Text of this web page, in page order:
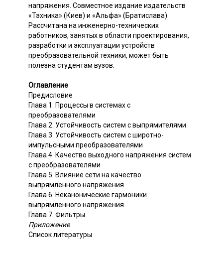
напряжения. Совместное издание издательств
«Тэхника» (Киев) и «Альфа» (Братислава).
Рассчитана на инженерно-технических
работников, занятых в области проектирования,
разработки и эксплуатации устройств
преобразовательной техники, может быть
полезна студентам вузов.
Оглавление
Предисловие
Глава 1. Процессы в системах с
преобразователями
Глава 2. Устойчивость систем с выпрямителями
Глава 3. Устойчивость систем с широтно-
импульсными преобразователями
Глава 4. Качество выходного напряжения систем
с преобразователями
Глава 5. Влияние сети на качество
выпрямленного напряжения
Глава 6. Неканонические гармоники
выпрямленного напряжения
Глава 7. Фильтры
Приложение
Список литературы